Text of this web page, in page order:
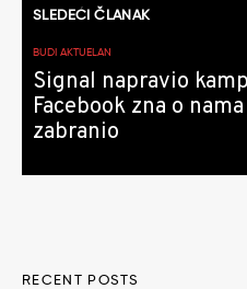
SLEDEĆI ČLANAK
BUDI AKTUELAN
Signal napravio
Facebook zna o
zabranio
RECENT POSTS